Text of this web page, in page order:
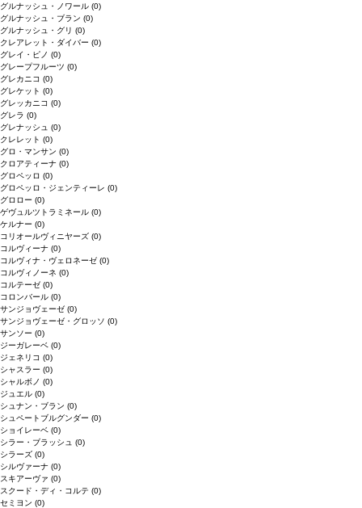
グルナッシュ・ノワール (0)
グルナッシュ・ブラン (0)
グルナッシュ・グリ (0)
クレアレット・ダイバー (0)
グレイ・ピノ (0)
グレープフルーツ (0)
グレカニコ (0)
グレケット (0)
グレッカニコ (0)
グレラ (0)
グレナッシュ (0)
クレレット (0)
グロ・マンサン (0)
クロアティーナ (0)
グロペッロ (0)
グロペッロ・ジェンティーレ (0)
グロロー (0)
ゲヴュルツトラミネール (0)
ケルナー (0)
コリオールヴィニヤーズ (0)
コルヴィーナ (0)
コルヴィナ・ヴェロネーゼ (0)
コルヴィノーネ (0)
コルテーゼ (0)
コロンバール (0)
サンジョヴェーゼ (0)
サンジョヴェーゼ・グロッソ (0)
サンソー (0)
ジーガレーベ (0)
ジェネリコ (0)
シャスラー (0)
シャルボノ (0)
ジュエル (0)
シュナン・ブラン (0)
シュペートブルグンダー (0)
ショイレーベ (0)
シラー・ブラッシュ (0)
シラーズ (0)
シルヴァーナ (0)
スキアーヴァ (0)
スクード・ディ・コルテ (0)
セミヨン (0)